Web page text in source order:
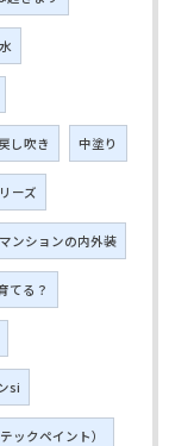
戻し吹き 中塗り
ーズ
ンションの内外装
てる？
si
ックペイント）